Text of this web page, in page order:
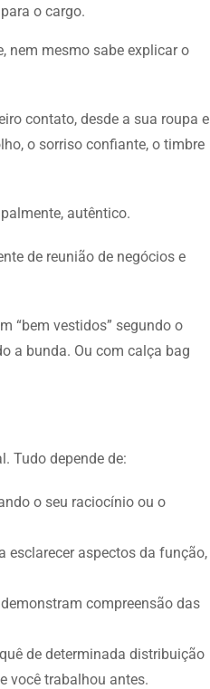
o cargo.
nem mesmo sabe explicar o
contato, desde a sua roupa e
o sorriso confiante, o timbre
autêntico.
de reunião de negócios e
“bem vestidos” segundo o
a bunda. Ou com calça bag
Tudo depende de:
o seu raciocínio ou o
esclarecer aspectos da função,
compreensão das
de determinada distribuição
você trabalhou antes.